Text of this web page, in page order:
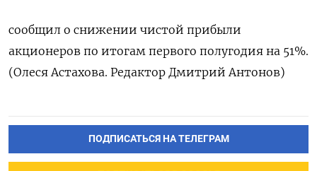
сообщил о снижении чистой прибыли
акционеров по итогам первого полугодия на 51%.
(Олеся Астахова. Редактор Дмитрий Антонов)
ПОДПИСАТЬСЯ НА ТЕЛЕГРАМ